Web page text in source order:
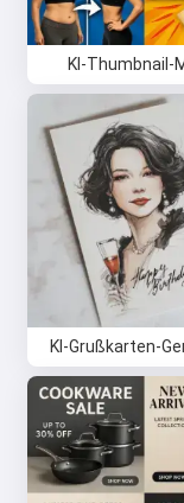
KI-Thumbnail-
KI-Grußkarten-